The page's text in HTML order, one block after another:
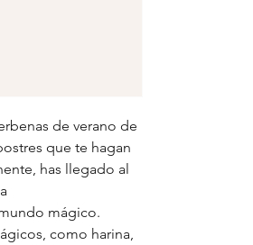
de verano de
que te hagan
has llegado al
mágico.
como harina,